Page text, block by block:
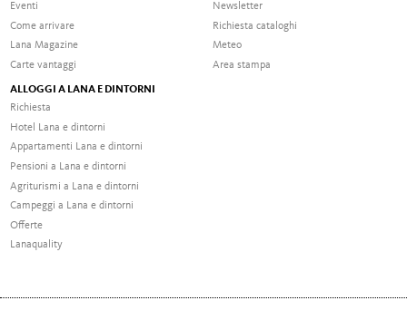
Eventi
Come arrivare
Lana Magazine
Carte vantaggi
Newsletter
Richiesta cataloghi
Meteo
Area stampa
ALLOGGI A LANA E DINTORNI
Richiesta
Hotel Lana e dintorni
Appartamenti Lana e dintorni
Pensioni a Lana e dintorni
Agriturismi a Lana e dintorni
Campeggi a Lana e dintorni
Offerte
Lanaquality